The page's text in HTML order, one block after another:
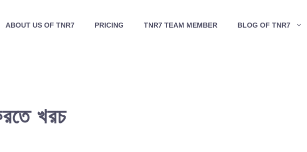
ABOUT US OF TNR7 PRICING TNR7 TEAM MEMBER BLOG OF TNR7
খরচ